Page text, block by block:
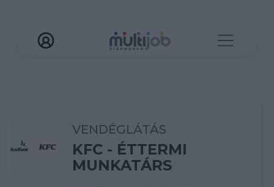
VENDÉGLÁTÁS
KFC - ÉTTERMI
MUNKATÁRS